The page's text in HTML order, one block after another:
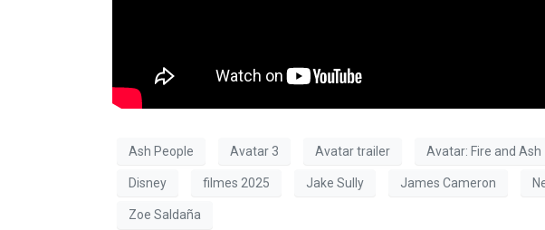
Ash People Avatar 3 Avatar trailer Avatar: Fire and Ash
Disney filmes 2025 Jake Sully James Cameron
Zoe Saldaña